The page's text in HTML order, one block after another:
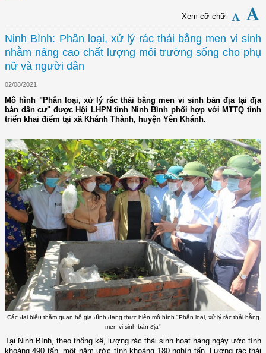
Xem cỡ chữ
Ninh Bình: Phân loại, xử lý rác thải bằng men vi sinh
nhằm nâng cao chất lượng môi trường sống cho phụ
nữ và người dân
02/08/2021
Mô hình "Phân loại, xử lý rác thải bằng men vi sinh bản địa tại địa
bàn dân cư" được Hội LHPN tỉnh Ninh Bình phối hợp với MTTQ tỉnh
triển khai điểm tại xã Khánh Thành, huyện Yên Khánh.
Các đại biểu thăm quan hộ gia đình đang thực hiện mô hình "Phân loại, xử lý rác thải bằng
men vi sinh bản địa"
Tại Ninh Bình, theo thống kê, lượng rác thải sinh hoạt hàng ngày ước tính
khoảng 490 tấn, một năm ước tính khoảng 180 nghìn tấn. Lượng rác thải